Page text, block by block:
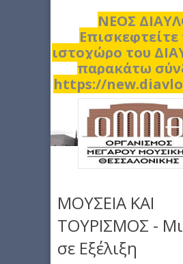
ΝΕΟΣ
Επισκεφτείτε
ιστοχώρο του
παρακάτω
https://
ΜΟΥΣΕΙΑ ΚΑΙ
ΤΟΥΡΙΣΜΟΣ -
σε Εξέλιξη